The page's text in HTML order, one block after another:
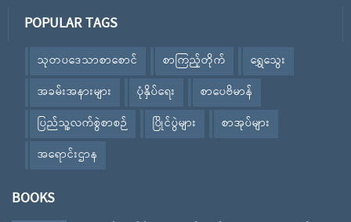
POPULAR TAGS
သုတပဒေသာစာစောင် စာကြည့်တိုက်
ရွှေသွေး
အခမ်းအနားများ
ပုံနှိပ်ရေး
စာပေဗိမာန်
ပြည်သူ့လက်စွဲစာစဉ်
ပြိုင်ပွဲများ
စာအုပ်များ
အရောင်းဌာန
BOOKS